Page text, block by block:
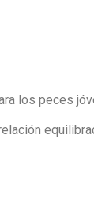
los peces